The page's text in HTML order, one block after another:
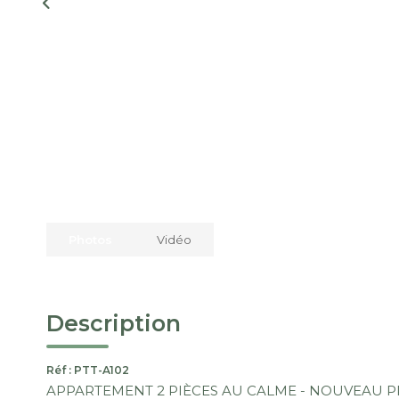
Vidéo
Description
Réf : PTT-A102
APPARTEMENT 2 PIÈCES AU CALME - NOUVEAU